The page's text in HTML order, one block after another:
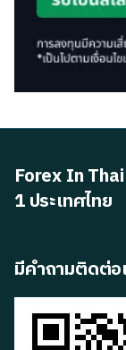
Forex In
1 ประเทศไทย
มีคำถามติดต่อ